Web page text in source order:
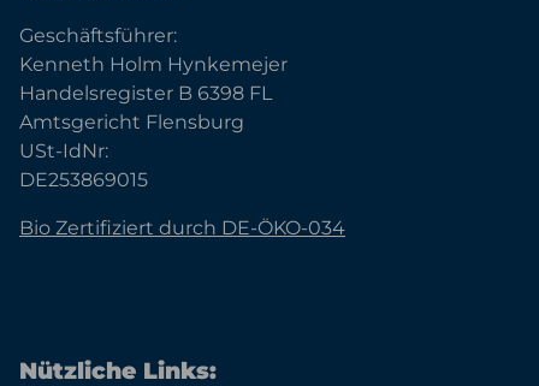
Geschäftsführer:
Kenneth Holm Hynkemejer
Handelsregister B 6398 FL
Amtsgericht Flensburg
USt-IdNr:
DE253869015
Bio Zertifiziert durch DE-ÖKO-034
Nützliche Links: